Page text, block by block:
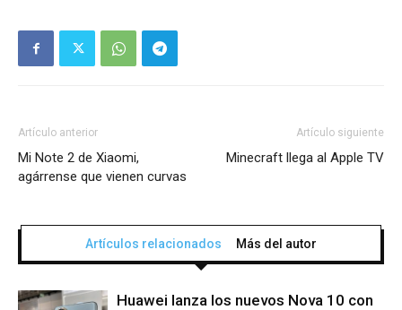
Artículo anterior
Mi Note 2 de Xiaomi,
agárrense que vienen curvas
Artículo siguiente
Minecraft llega al Apple TV
Artículos relacionados Más del autor
Huawei lanza los nuevos Nova 10 con